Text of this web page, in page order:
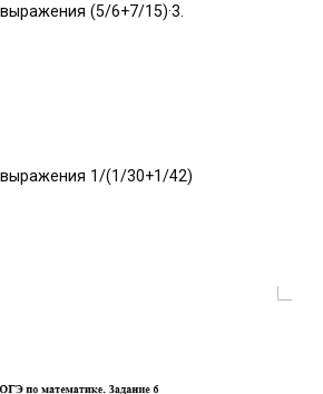
(5/6+7/15)·3.
1/(1/30+1/42)